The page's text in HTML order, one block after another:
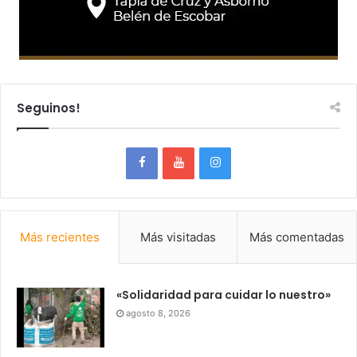
Seguinos!
Más recientes Más visitadas Más comentadas
«Solidaridad para cuidar lo nuestro»
agosto 8, 2026